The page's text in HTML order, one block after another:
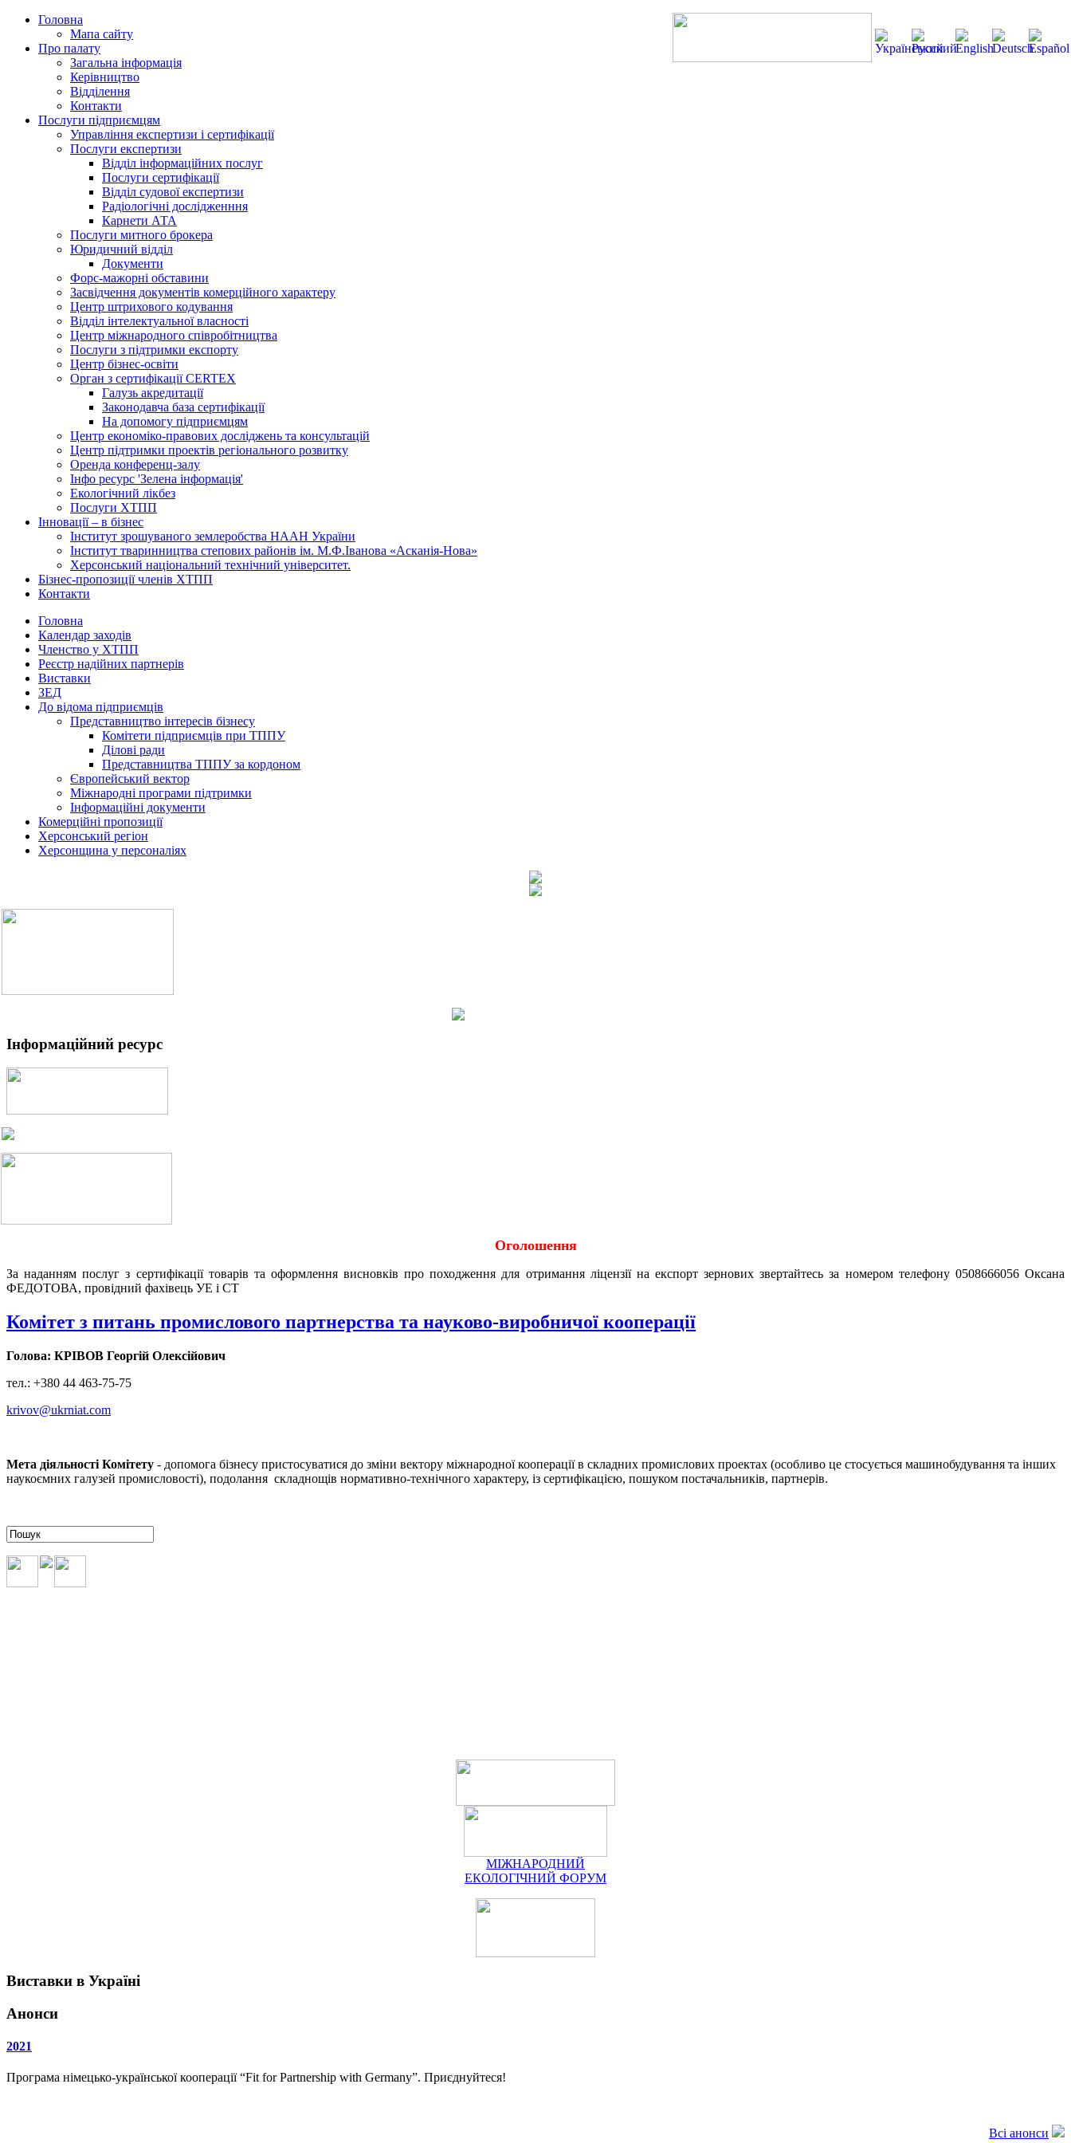
Головна
Мапа сайту
Про палату
Загальна інформація
Керівництво
Відділення
Контакти
Послуги підприємцям
Управління експертизи і сертифікації
Послуги експертизи
Відділ інформаційних послуг
Послуги сертифікації
Відділ судової експертизи
Радіологічні дослідженння
Карнети АТА
Послуги митного брокера
Юридичний відділ
Документи
Форс-мажорні обставини
Засвідчення документів комерційного характеру
Центр штрихового кодування
Відділ інтелектуальної власності
Центр міжнародного співробітництва
Послуги з підтримки експорту
Центр бізнес-освіти
Орган з сертифікації CERTEX
Галузь акредитації
Законодавча база сертифікації
На допомогу підприємцям
Центр економіко-правових досліджень та консультацій
Центр підтримки проектів регіонального розвитку
Оренда конференц-залу
Інфо ресурс 'Зелена інформація'
Екологічний лікбез
Послуги ХТПП
Інновації – в бізнес
Інститут зрошуваного землеробства НААН України
Інститут тваринництва степових районів ім. М.Ф.Іванова «Асканія-Нова»
Херсонський національний технічний університет.
Бізнес-пропозиції членів ХТПП
Контакти
Головна
Календар заходів
Членство у ХТПП
Реєстр надійних партнерів
Виставки
ЗЕД
До відома підприємців
Представництво інтересів бізнесу
Комітети підприємців при ТППУ
Ділові ради
Представництва ТППУ за кордоном
Європейський вектор
Міжнародні програми підтримки
Інформаційні документи
Комерційні пропозиції
Херсонський регіон
Херсонщина у персоналіях
Інформаційний ресурс
Оголошення
За наданням послуг з сертифікації товарів та оформлення висновків про походження для отримання ліцензії на експорт зернових звертайтесь за номером телефону 0508666056 Оксана
ФЕДОТОВА, провідний фахівець УЕ і СТ
Комітет з питань промислового партнерства та науково-виробничої кооперації
Голова: КРІВОВ Георгій Олексійович
тел.: +380 44 463-75-75
krivov@ukrniat.com
Мета діяльності Комітету - допомога бізнесу пристосуватися до зміни вектору міжнародної кооперації в складних промислових проектах (особливо це стосується машинобудування та інших
наукоємних галузей промисловості), подолання складнощів нормативно-технічного характеру, із сертифікацією, пошуком постачальників, партнерів.
МІЖНАРОДНИЙ
ЕКОЛОГІЧНИЙ ФОРУМ
Виставки в Україні
Анонси
2021
Програма німецько-української кооперації “Fit for Partnership with Germany”. Приєднуйтеся!
Всі анонси